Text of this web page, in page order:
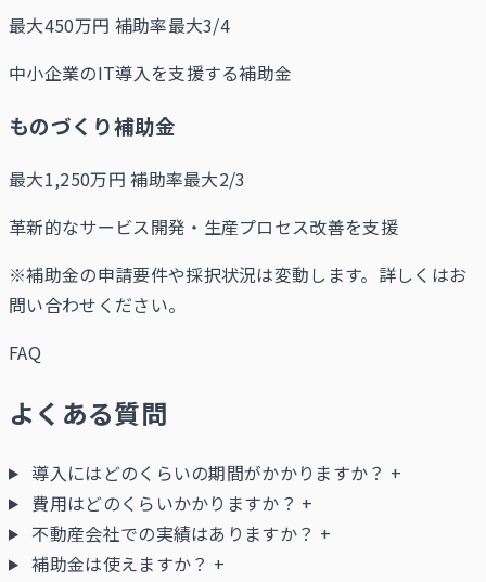
最大450万円 補助率最大3/4
中小企業のIT導入を支援する補助金
ものづくり補助金
最大1,250万円 補助率最大2/3
革新的なサービス開発・生産プロセス改善を支援
※補助金の申請要件や採択状況は変動します。詳しくはお
問い合わせください。
FAQ
よくある質問
導入にはどのくらいの期間がかかりますか？ +
費用はどのくらいかかりますか？ +
不動産会社での実績はありますか？ +
補助金は使えますか？ +